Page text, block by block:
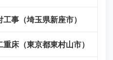
事（埼玉県新座市）
床（東京都東村山市）